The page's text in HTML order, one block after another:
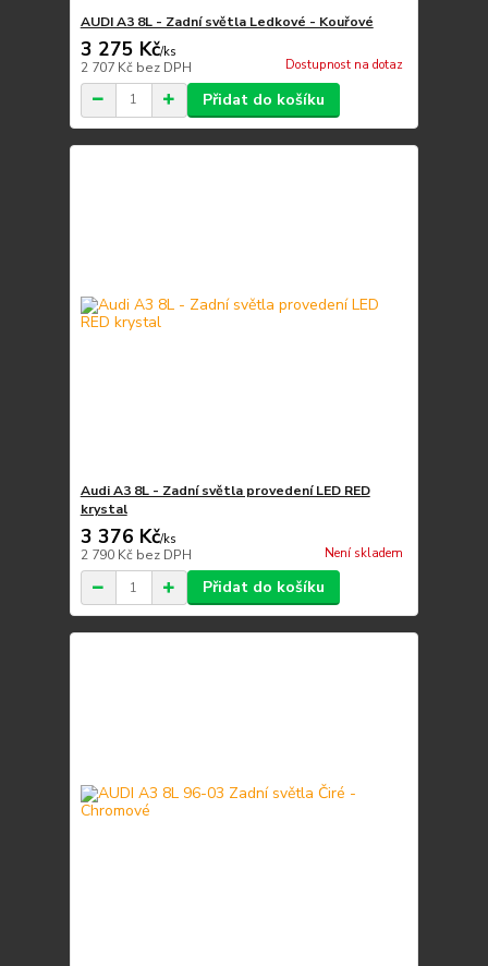
AUDI A3 8L - Zadní světla Ledkové - Kouřové
3 275 Kč/ks
2 707 Kč bez DPH Dostupnost na dotaz
Přidat do košíku
Audi A3 8L - Zadní světla provedení LED RED
krystal
3 376 Kč/ks
2 790 Kč bez DPH Není skladem
Přidat do košíku